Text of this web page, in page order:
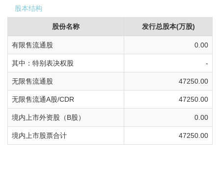
股本结构
股份名称 发行总股本(万股)
有限售流通股 0.00
其中：特别表决权股 -
无限售流通股 47250.00
无限售流通A股/CDR 47250.00
境内上市外资股（B股） 0.00
境内上市股票合计 47250.00